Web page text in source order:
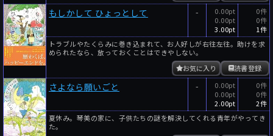
もしかして ひょっとして -
0.00pt
0.00pt
3.00pt
0件
0件
1件
トラブルやたくらみに巻き込まれて、お人好しが右往左往。助けを求
められたなら、放っておくことはできやしない。
読書登録
お気に入り
さよなら願いごと -
0.00pt
0.00pt
2.00pt
0件
0件
2件
夏休み。琴美の家に、子供たちの謎を解決してくれる青年がやってき
た。